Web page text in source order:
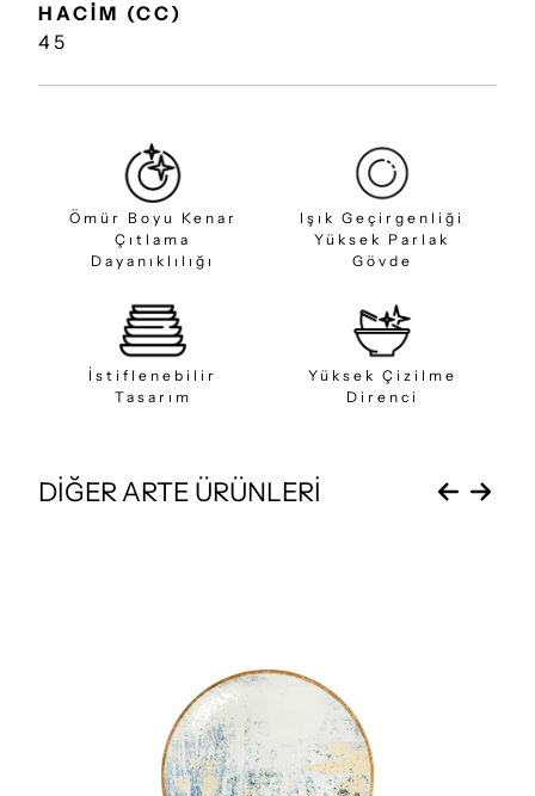
HACİM (CC)
45
Ömür Boyu Kenar
Çıtlama
Dayanıklılığı
Işık Geçirgenliği
Yüksek Parlak
Gövde
İstiflenebilir
Tasarım
Yüksek Çizilme
Direnci
DİĞER ARTE ÜRÜNLERİ